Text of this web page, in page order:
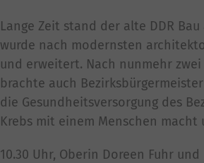
Lange Zeit stand der alte DDR
wurde nach modernsten
und erweitert. Nach nunmehr zwei
brachte auch
die Gesundheitsversorgung des
Krebs mit einem Menschen
10.30 Uhr, Oberin Doreen Fuhr